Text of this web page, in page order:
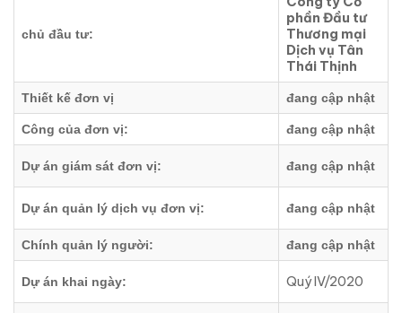
chủ đầu tư:
phần Đầu tư
Thương mại
Dịch vụ Tân
Thái Thịnh
Thiết kế đơn vị đang cập nhật
Công của đơn vị: đang cập nhật
Dự án giám sát đơn vị: đang cập nhật
Dự án quản lý dịch vụ đơn vị: đang cập nhật
Chính quản lý người: đang cập nhật
Dự án khai ngày: Quý IV/2020